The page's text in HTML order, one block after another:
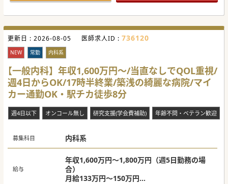
更新日 : 2026-08-05 医師求人ID : 736120
NEW 常勤 内科系
【一般内科】年収1,600万円～/当直なしでQOL重視/
週4日からOK/17時半終業/築浅の綺麗な病院/マイ
カー通勤OK・駅チカ徒歩8分
週4日以下 オンコール無し 研究支援(学会費補助) 年齢不問・ベテラン歓迎
募集科目 内科系
給与
年収1,600万円～1,800万円（週5日勤務の場
合）
月給133万円～150万円